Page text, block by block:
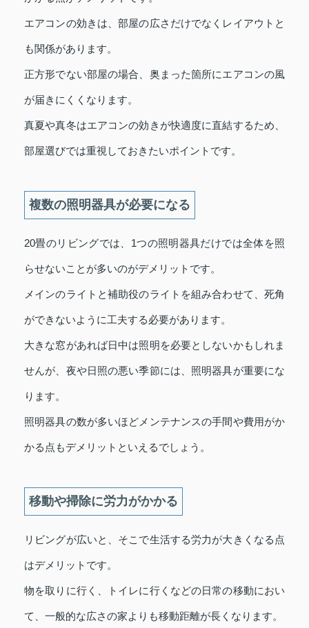
エアコンの効きは、部屋の広さだけでなくレイアウトと
も関係があります。
正方形でない部屋の場合、奥まった箇所にエアコンの風
が届きにくくなります。
真夏や真冬はエアコンの効きが快適度に直結するため、
部屋選びでは重視しておきたいポイントです。
複数の照明器具が必要になる
20畳のリビングでは、1つの照明器具だけでは全体を照
らせないことが多いのがデメリットです。
メインのライトと補助役のライトを組み合わせて、死角
ができないように工夫する必要があります。
大きな窓があれば日中は照明を必要としないかもしれま
せんが、夜や日照の悪い季節には、照明器具が重要にな
ります。
照明器具の数が多いほどメンテナンスの手間や費用がか
かる点もデメリットといえるでしょう。
移動や掃除に労力がかかる
リビングが広いと、そこで生活する労力が大きくなる点
はデメリットです。
物を取りに行く、トイレに行くなどの日常の移動におい
て、一般的な広さの家よりも移動距離が長くなります。